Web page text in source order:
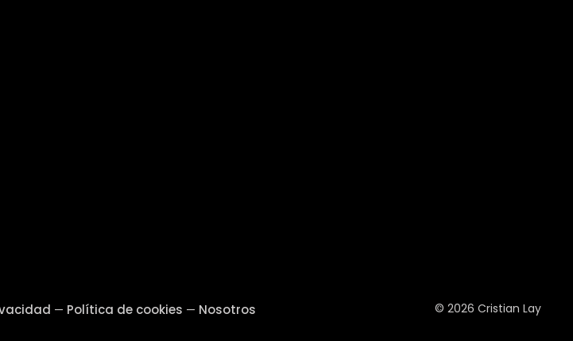
— Política de cookies — Nosotros © 2026 Cristian Lay